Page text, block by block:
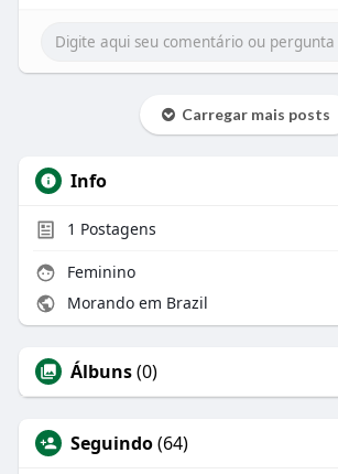
Carregar mais posts
Info
1 Postagens
Feminino
Morando em Brazil
Álbuns(0)
Seguindo(64)